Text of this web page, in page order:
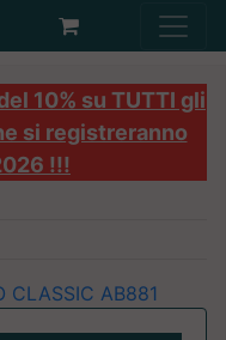
10% su TUTTI gli
si registreranno
!!!
CLASSIC AB881